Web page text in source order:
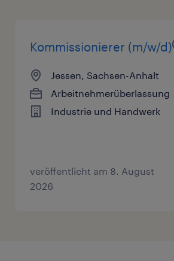
Kommissionierer (m/w/d)
Jessen, Sachsen-Anhalt
Arbeitnehmerüberlassung
Industrie und Handwerk
veröffentlicht am 8. August
2026